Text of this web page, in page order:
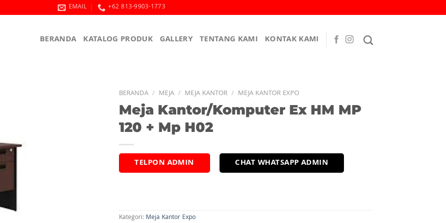
EMAIL +62 813-9903-1773
BERANDA KATALOG PRODUK GALLERY TENTANG KAMI KONTAK KAMI
BERANDA / MEJA / MEJA KANTOR / MEJA KANTOR EXPO
Meja Kantor/Komputer Ex HM MP
120 + Mp H02
TELPON ADMIN CHAT WHATSAPP ADMIN
Kategori: Meja Kantor Expo